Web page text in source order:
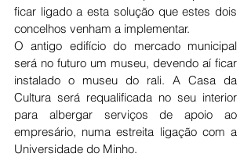
ficar ligado a esta solução que estes dois
concelhos venham a implementar.
O antigo edifício do mercado municipal
será no futuro um museu, devendo aí ficar
instalado o museu do rali. A Casa da
Cultura será requalificada no seu interior
para albergar serviços de apoio ao
empresário, numa estreita ligação com a
Universidade do Minho.